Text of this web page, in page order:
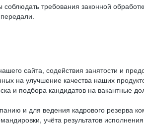
требования законной
сайта, содействия занятости и
на улучшение качества наших
и подбора кандидатов на вакантные
и для ведения кадрового резерва
учёта результатов